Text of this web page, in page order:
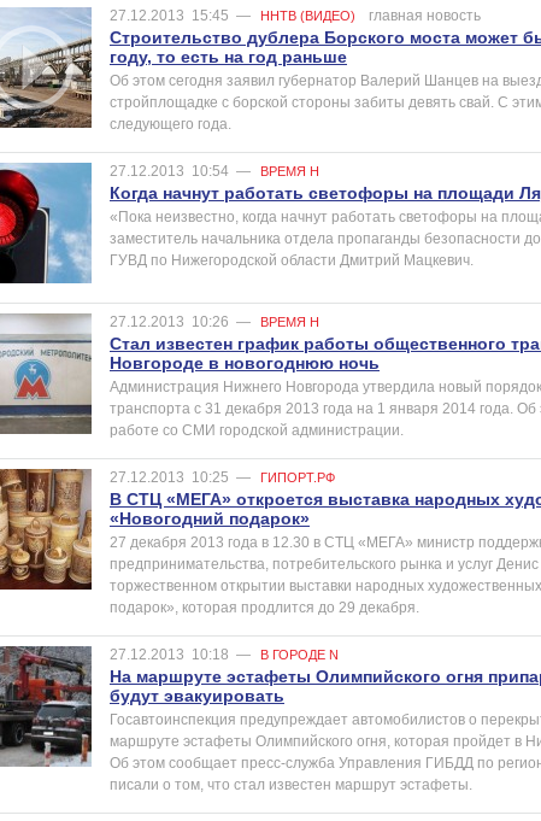
27.12.2013 15:45 — ННТВ (ВИДЕО) главная новость
Строительство дублера Борского моста может
году, то есть на год раньше
Об этом сегодня заявил губернатор Валерий Шанцев на
стройплощадке с борской стороны забиты девять свай. С
следующего года.
27.12.2013 10:54 — ВРЕМЯ Н
Когда начнут работать светофоры на площади
«Пока неизвестно, когда начнут работать светофоры на
заместитель начальника отдела пропаганды безопасности
ГУВД по Нижегородской области Дмитрий Мацкевич.
27.12.2013 10:26 — ВРЕМЯ Н
Стал известен график работы общественного
Новгороде в новогоднюю ночь
Администрация Нижнего Новгорода утвердила новый
транспорта с 31 декабря 2013 года на 1 января 2014 года.
работе со СМИ городской администрации.
27.12.2013 10:25 — ГИПОРТ.РФ
В СТЦ «МЕГА» откроется выставка народных
«Новогодний подарок»
27 декабря 2013 года в 12.30 в СТЦ «МЕГА» министр
предпринимательства, потребительского рынка и услуг
торжественном открытии выставки народных
подарок», которая продлится до 29 декабря.
27.12.2013 10:18 — В ГОРОДЕ N
На маршруте эстафеты Олимпийского огня
будут эвакуировать
Госавтоинспекция предупреждает автомобилистов о
маршруте эстафеты Олимпийского огня, которая пройдет в
Об этом сообщает пресс-служба Управления ГИБДД по
писали о том, что стал известен маршрут эстафеты.